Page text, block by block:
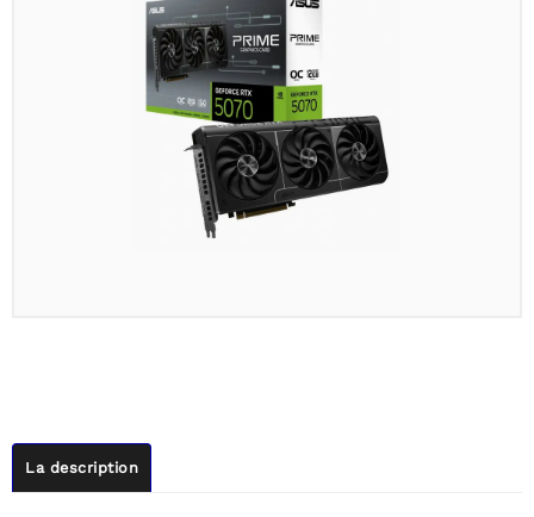
La description